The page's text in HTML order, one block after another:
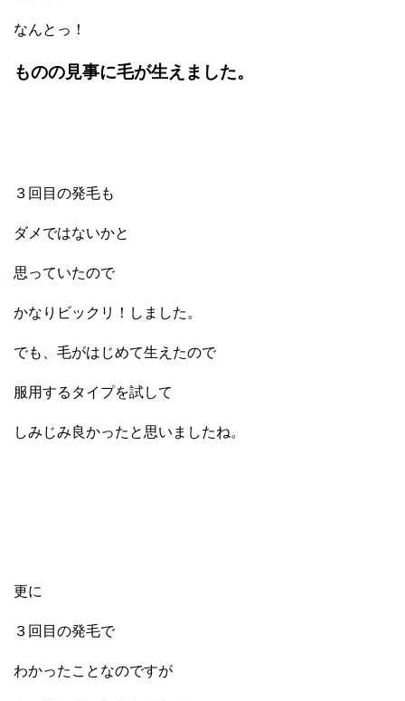
なんとっ！
ものの見事に毛が生えました。
３回目の発毛も
ダメではないかと
思っていたので
かなりビックリ！しました。
でも、毛がはじめて生えたので
服用するタイプを試して
しみじみ良かったと思いましたね。
更に
３回目の発毛で
わかったことなのですが